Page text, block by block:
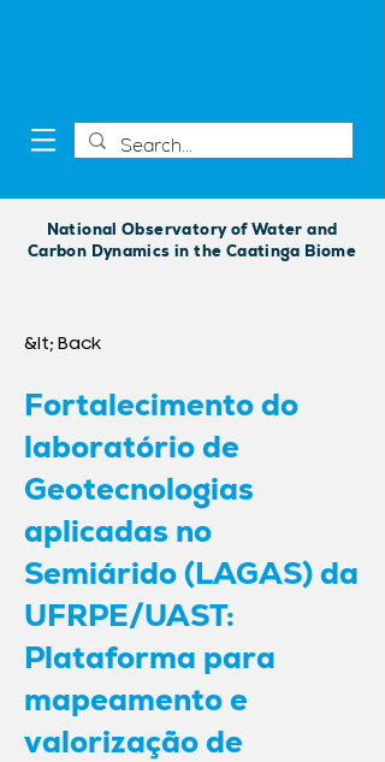
National Observatory of Water and
Carbon Dynamics in the Caatinga Biome
&lt; Back
Fortalecimento do
laboratório de
Geotecnologias
aplicadas no
Semiárido (LAGAS) da
UFRPE/UAST:
Plataforma para
mapeamento e
valorização de